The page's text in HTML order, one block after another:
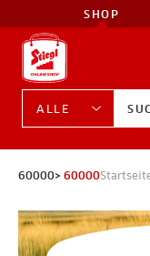
SHOP
60000> 60000